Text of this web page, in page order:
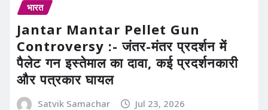
भारत
Jantar Mantar Pellet Gun
Controversy :- जंतर-मंतर प्रदर्शन में
पैलेट गन इस्तेमाल का दावा, कई प्रदर्शनकारी
और पत्रकार घायल
Satvik Samachar Jul 23, 2026